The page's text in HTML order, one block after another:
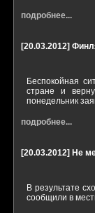
подробнее...
[20.03.2012]
Беспокойная
стране и
понедельник
подробнее...
[20.03.2012] Не
В результате
сообщили в